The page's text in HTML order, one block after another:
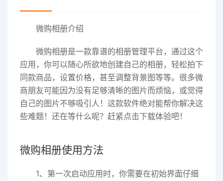
微购相册介绍
微购相册是一款靠谱的相册管理平台，通过这个
应用，你可以随心所欲地创建自己的相册，轻松拍下
同款商品，设置价格，甚至调整背景图等等。很多微
商朋友可能因为没有足够清晰的图片而烦恼，或觉得
自己的图片不够吸引人！这款软件绝对能帮你解决这
些难题！还在等什么呢？赶紧点击下载体验吧！
微购相册使用方法
1、第一次启动应用时，你需要在初始界面仔细